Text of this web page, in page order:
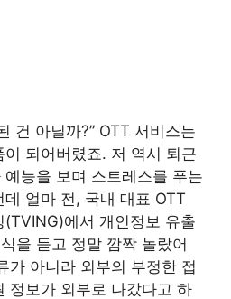
건 아닐까?” OTT 서비스는
되어버렸죠. 저 역시 퇴근
능을 보며 스트레스를 푸는
얼마 전, 국내 대표 OTT
에서 개인정보 유출
을 듣고 정말 깜짝 놀랐어
가 아니라 외부의 부정한 접
정보가 외부로 나갔다고 하